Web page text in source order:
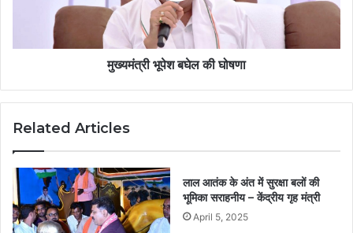
मुख्यमंत्री भूपेश बघेल की घोषणा
Related Articles
लाल आतंक के अंत में सुरक्षा बलों की
भूमिका सराहनीय – केंद्रीय गृह मंत्री
April 5, 2025